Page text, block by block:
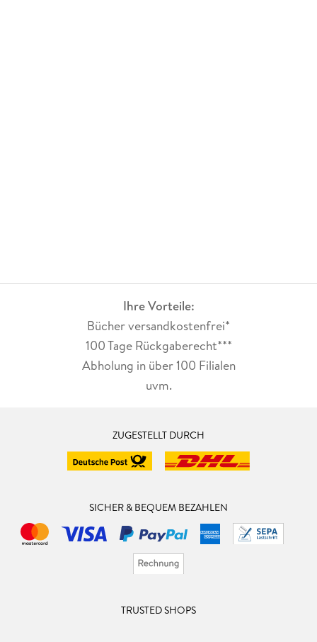
Ihre Vorteile:
Bücher versandkostenfrei*
100 Tage Rückgaberecht***
Abholung in über 100 Filialen
uvm.
ZUGESTELLT DURCH
SICHER & BEQUEM BEZAHLEN
TRUSTED SHOPS